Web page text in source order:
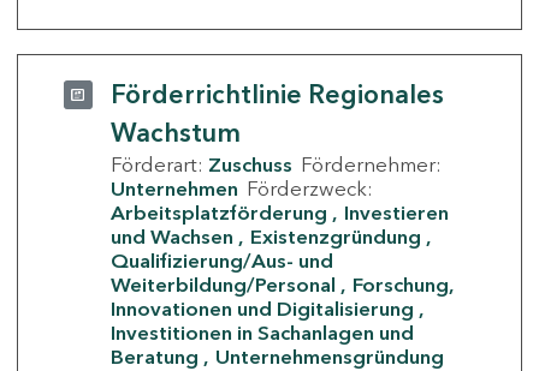
Förderrichtlinie Regionales
Wachstum
Förderart: Zuschuss Fördernehmer:
Unternehmen Förderzweck:
Arbeitsplatzförderung
Investieren
und Wachsen
Existenzgründung
Qualifizierung/Aus- und
Weiterbildung/Personal
Forschung,
Innovationen und Digitalisierung
Investitionen in Sachanlagen und
Beratung
Unternehmensgründung